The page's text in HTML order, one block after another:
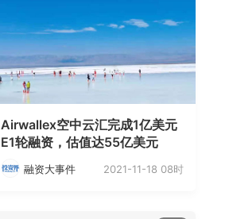
Airwallex空中云汇完成1亿美元
E1轮融资，估值达55亿美元
融资大事件 2021-11-18 08时